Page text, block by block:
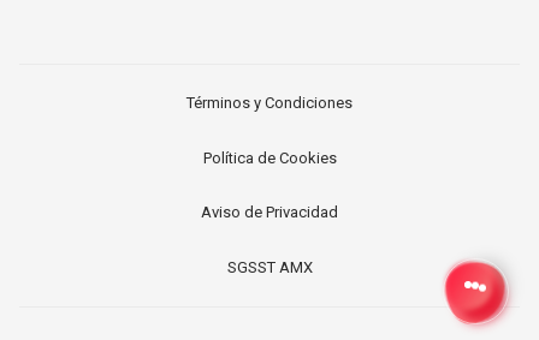
Términos y Condiciones
Política de Cookies
Aviso de Privacidad
SGSST AMX